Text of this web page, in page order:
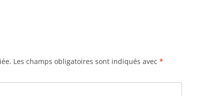
Les champs obligatoires sont indiqués avec *